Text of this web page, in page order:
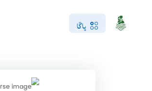
ڀاڱا